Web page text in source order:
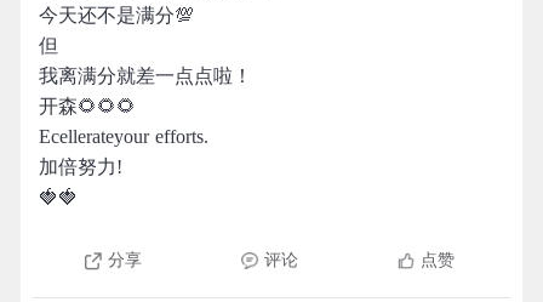
今天还不是满分💯
但
我离满分就差一点点啦！
开森🌻🌻🌻
Ecellerateyour efforts.
加倍努力!
🍓🍓
分享 评论 点赞